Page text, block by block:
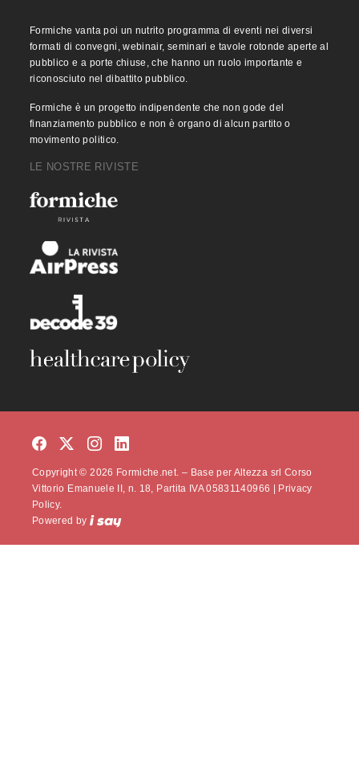
Formiche vanta poi un nutrito programma di eventi nei diversi
formati di convegni, webinair, seminari e tavole rotonde aperte al
pubblico e a porte chiuse, che hanno un ruolo importante e
riconosciuto nel dibattito pubblico.
Formiche è un progetto indipendente che non gode del
finanziamento pubblico e non è organo di alcun partito o
movimento politico.
LE NOSTRE RIVISTE
Copyright © 2026 Formiche.net. – Base per Altezza srl Corso
Vittorio Emanuele II, n. 18, Partita IVA 05831140966 | Privacy
Policy.
Powered by